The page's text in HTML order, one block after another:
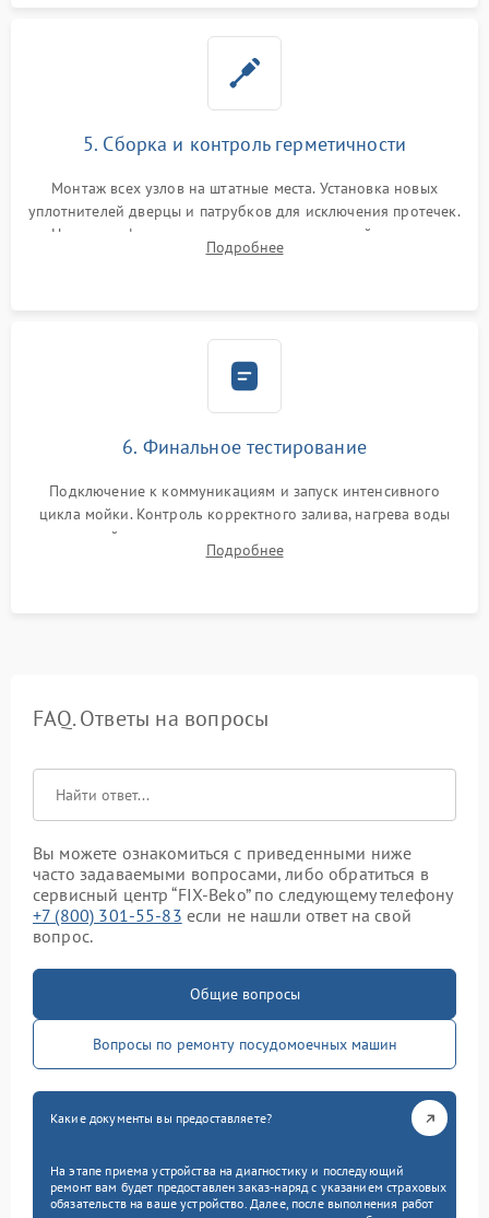
5. Сборка и контроль герметичности
Монтаж всех узлов на штатные места. Установка новых
уплотнителей дверцы и патрубков для исключения протечек.
Надежная фиксация хомутов гидравлической системы,
сборка корпуса и установка датчика поплавка.
Подробнее
6. Финальное тестирование
Подключение к коммуникациям и запуск интенсивного
цикла мойки. Контроль корректного залива, нагрева воды
до нужной температуры, отсутствия посторонних шумов,
штатного слива и абсолютной сухости в поддоне.
Подробнее
FAQ. Ответы на вопросы
Вы можете ознакомиться с приведенными ниже
часто задаваемыми вопросами, либо обратиться в
сервисный центр “FIX-Beko” по следующему телефону
+7 (800) 301-55-83 если не нашли ответ на свой
вопрос.
Общие вопросы
Вопросы по ремонту посудомоечных машин
Какие документы вы предоставляете?
На этапе приема устройства на диагностику и последующий
ремонт вам будет предоставлен заказ-наряд с указанием страховых
обязательств на ваше устройство. Далее, после выполнения работ